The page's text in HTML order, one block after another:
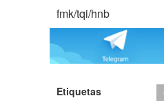
fmk/tqi/hnb
Etiquetas